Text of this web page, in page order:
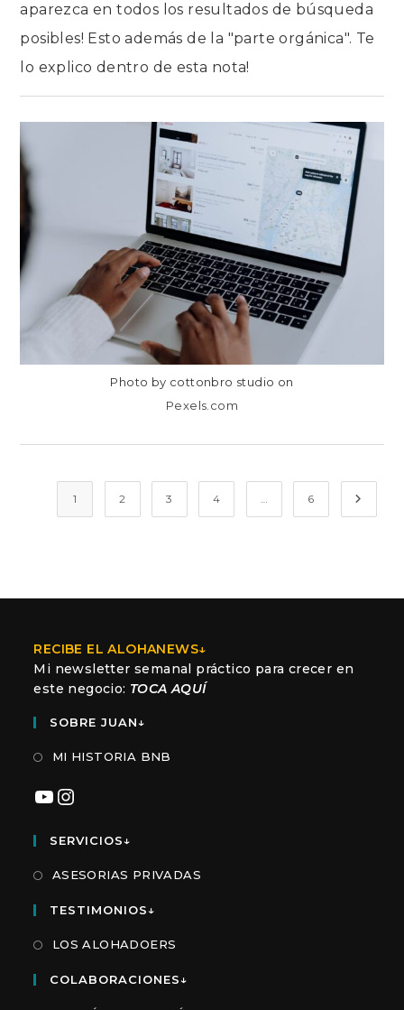
aparezca en todos los resultados de búsqueda
posibles! Esto además de la "parte orgánica". Te
lo explico dentro de esta nota!
CÓMO
ASEGURAR
TU
VISIBLE
RESULTADOS
DE
BÚSQUEDA
Photo by cottonbro studio on
Pexels.com
1 2 3 4 … 6 Ir a la
RECIBE EL ALOHANEWS↓
Mi newsletter semanal práctico para crecer en
este negocio: TOCA AQUÍ
SOBRE JUAN↓
MI HISTORIA BNB
YouTubeInstagram
SERVICIOS↓
ASESORIAS PRIVADAS
TESTIMONIOS↓
LOS ALOHADOERS
COLABORACIONES↓